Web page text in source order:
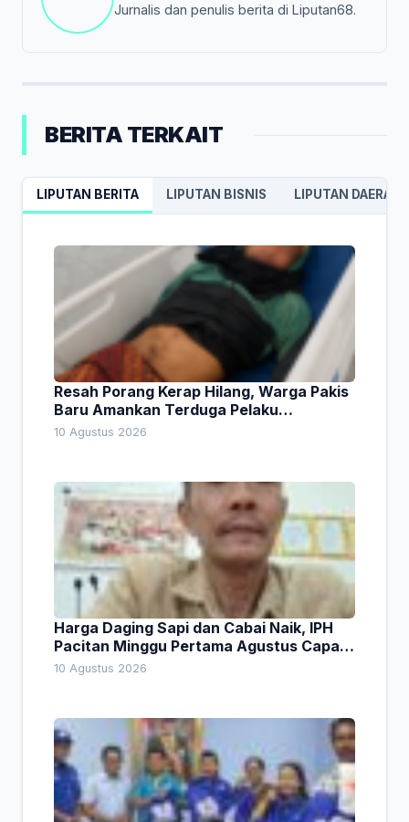
Jurnalis dan penulis berita di Liputan68.
BERITA TERKAIT
LIPUTAN BERITA LIPUTAN BISNIS LIPUTAN DAERAH
Resah Porang Kerap Hilang, Warga Pakis
Baru Amankan Terduga Pelaku
Pencurian
10 Agustus 2026
Harga Daging Sapi dan Cabai Naik, IPH
Pacitan Minggu Pertama Agustus Capai
1,66 Persen. Ini Penjelasan Kabag Ayub
10 Agustus 2026